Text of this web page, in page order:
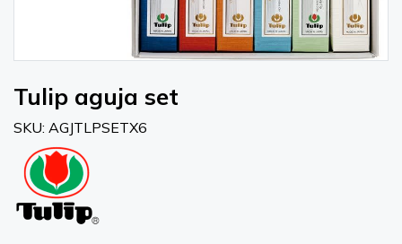
Tulip aguja set
SKU: AGJTLPSETX6